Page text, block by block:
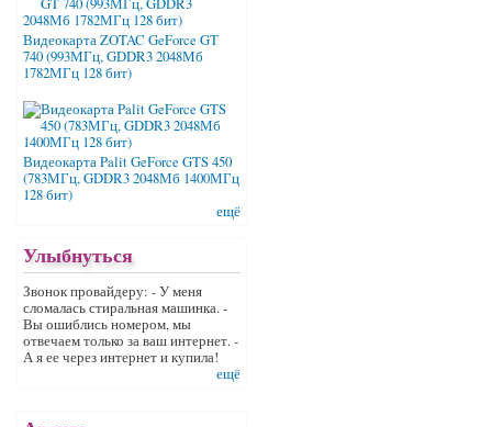
Видеокарта ZOTAC GeForce GT
740 (993МГц, GDDR3 2048Мб
1782МГц 128 бит)
Видеокарта Palit GeForce GTS 450
(783МГц, GDDR3 2048Мб 1400МГц
128 бит)
ещё
Улыбнуться
Звонок провайдеру: - У меня
сломалась стиральная машинка. -
Вы ошиблись номером, мы
отвечаем только за ваш интернет. -
А я ее через интернет и купила!
ещё